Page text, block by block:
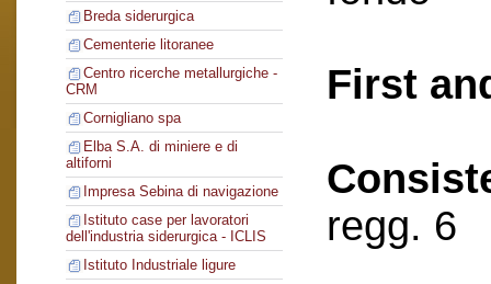
Breda siderurgica
Cementerie litoranee
Centro ricerche metallurgiche -
CRM
Cornigliano spa
Elba S.A. di miniere e di
altiforni
Impresa Sebina di navigazione
Istituto case per lavoratori
dell'industria siderurgica - ICLIS
Istituto Industriale ligure
First
regg. 6